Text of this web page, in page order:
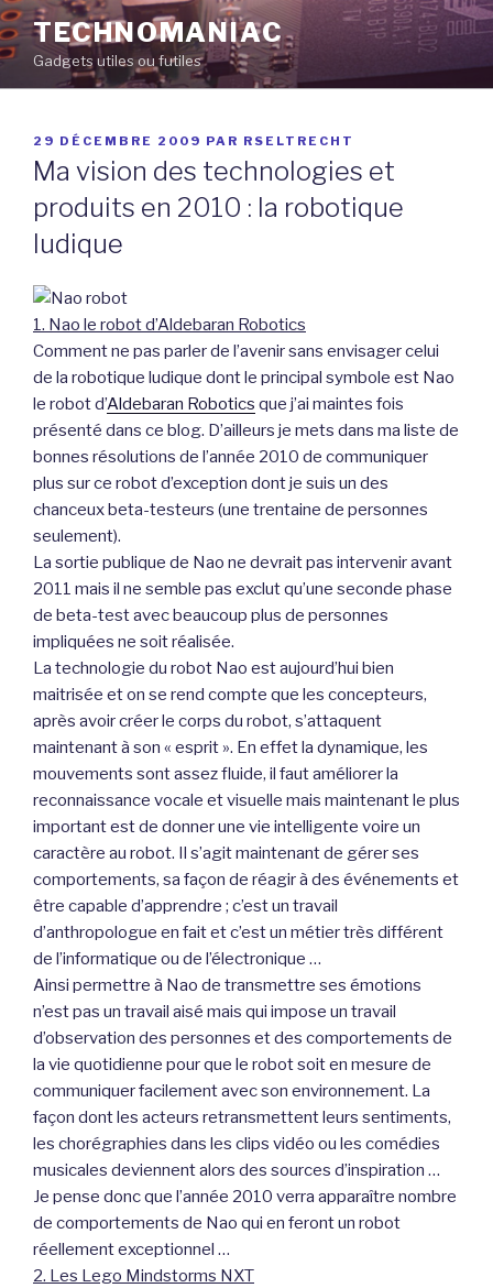
Aller
au
contenu
principal
TECHNOMANIAC
Gadgets utiles ou futiles
PUBLIÉ
LE
29 DÉCEMBRE 2009 PAR RSELTRECHT
Ma vision des technologies et
produits en 2010 : la robotique
ludique
1. Nao le robot d’Aldebaran Robotics
Comment ne pas parler de l’avenir sans envisager celui
de la robotique ludique dont le principal symbole est Nao
le robot d’Aldebaran Robotics que j’ai maintes fois
présenté dans ce blog. D’ailleurs je mets dans ma liste de
bonnes résolutions de l’année 2010 de communiquer
plus sur ce robot d’exception dont je suis un des
chanceux beta-testeurs (une trentaine de personnes
seulement).
La sortie publique de Nao ne devrait pas intervenir avant
2011 mais il ne semble pas exclut qu’une seconde phase
de beta-test avec beaucoup plus de personnes
impliquées ne soit réalisée.
La technologie du robot Nao est aujourd’hui bien
maitrisée et on se rend compte que les concepteurs,
après avoir créer le corps du robot, s’attaquent
maintenant à son « esprit ». En effet la dynamique, les
mouvements sont assez fluide, il faut améliorer la
reconnaissance vocale et visuelle mais maintenant le plus
important est de donner une vie intelligente voire un
caractère au robot. Il s’agit maintenant de gérer ses
comportements, sa façon de réagir à des événements et
être capable d’apprendre ; c’est un travail
d’anthropologue en fait et c’est un métier très différent
de l’informatique ou de l’électronique …
Ainsi permettre à Nao de transmettre ses émotions
n’est pas un travail aisé mais qui impose un travail
d’observation des personnes et des comportements de
la vie quotidienne pour que le robot soit en mesure de
communiquer facilement avec son environnement. La
façon dont les acteurs retransmettent leurs sentiments,
les chorégraphies dans les clips vidéo ou les comédies
musicales deviennent alors des sources d’inspiration …
Je pense donc que l’année 2010 verra apparaître nombre
de comportements de Nao qui en feront un robot
réellement exceptionnel …
2. Les Lego Mindstorms NXT